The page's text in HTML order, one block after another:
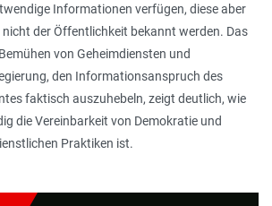
Informationen verfügen, diese aber
der Öffentlichkeit bekannt werden. Das
von Geheimdiensten und
den Informationsanspruch des
faktisch auszuhebeln, zeigt deutlich, wie
die Vereinbarkeit von Demokratie und
Praktiken ist.